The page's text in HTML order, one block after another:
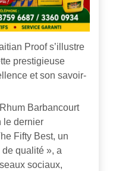
Proof s’illustre
prestigieuse
et son savoir-
Barbancourt
le dernier
Fifty Best, un
qualité », a
sociaux,